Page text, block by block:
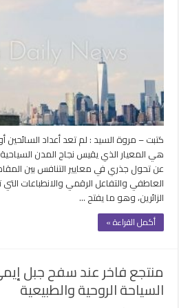
كتبت – مروة السيد : لم تعد أعداد
هي المعيار الذي يقيس نجاح المدن
عن تحول جذري في معايير التنافس بين
العاطفي والتفاعل الرقمي والانطباعات
الزائرين، وهو ما يفتح …
أكمل القراءة »
منتجع فاخر عند سفح جبل
السياحة الروحية والطبيعية